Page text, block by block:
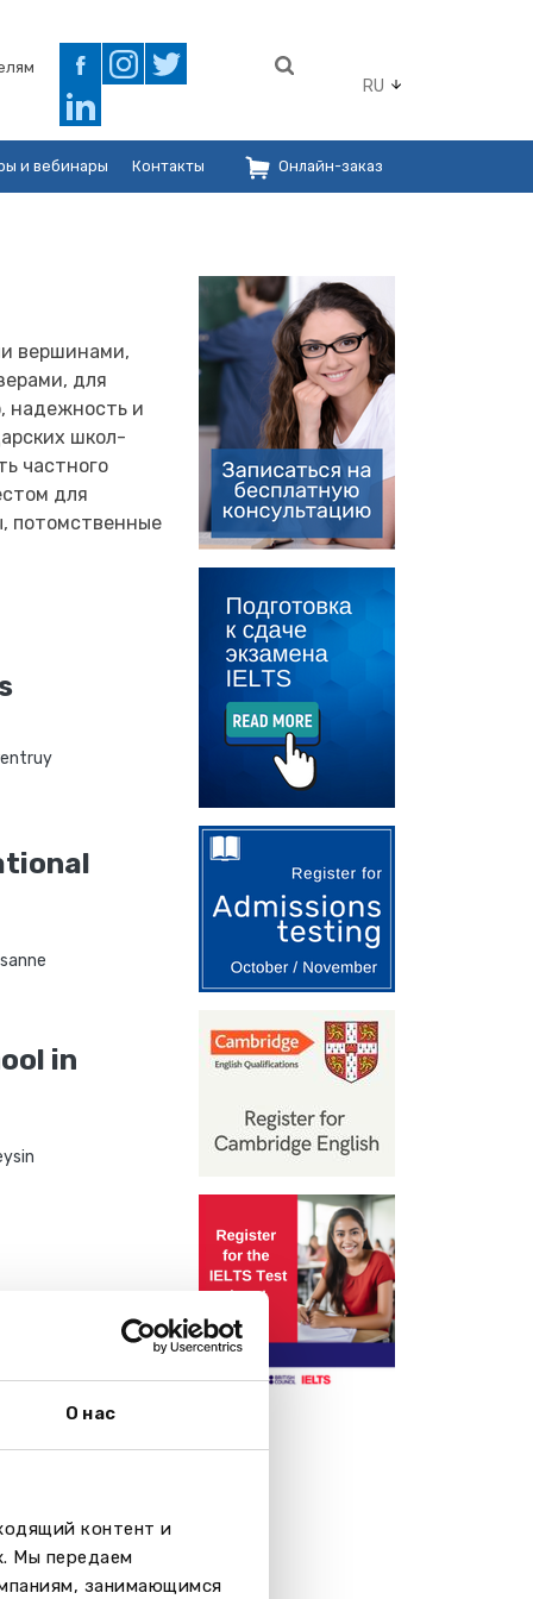
О нас
контент и
Мы передаем
занимающимся
RU
и вебинары Контакты Онлайн-заказ
вершинами,
для
надежность и
школ-
частного
для
потомственные
in